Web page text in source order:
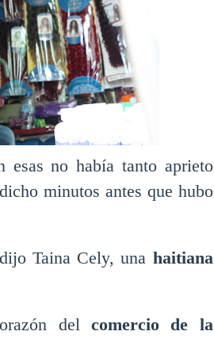
esas no había tanto aprieto
minutos antes que hubo
Taina Cely, una haitiana
del comercio de la